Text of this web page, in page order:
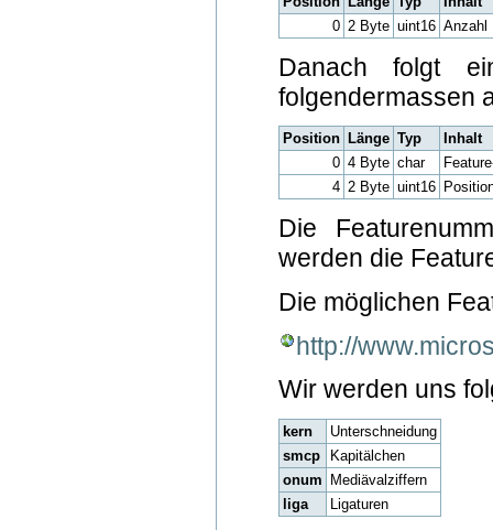
0 2 Byte uint16 Anzahl
Danach folgt
folgendermassen
Position Länge Typ
Inhalt
0 4 Byte char
4 2 Byte uint16
Die
werden die
Die möglichen
http://
Wir werden uns
kern
Unterschneidung
smcp
Kapitälchen
onum
Mediävalziffern
liga
Ligaturen